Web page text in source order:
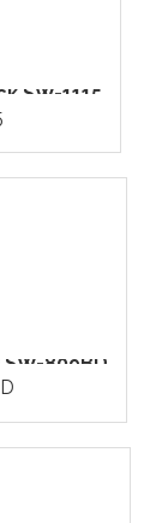
SW-1115
809BD